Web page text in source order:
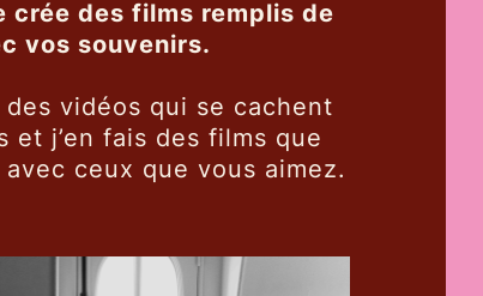
crée des films remplis de
vos souvenirs.
vidéos qui se cachent
et j’en fais des films que
ceux que vous aimez.